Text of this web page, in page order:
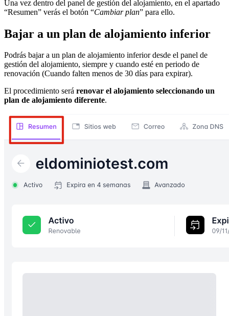
Una vez dentro del panel de gestión del alojamiento, en el apartado
“Resumen” verás el botón “Cambiar plan” para ello.
Bajar a un plan de alojamiento inferior
Podrás bajar a un plan de alojamiento inferior desde el panel de
gestión del alojamiento, siempre y cuando esté en periodo de
renovación (Cuando falten menos de 30 días para expirar).
El procedimiento será renovar el alojamiento seleccionando un
plan de alojamiento diferente.